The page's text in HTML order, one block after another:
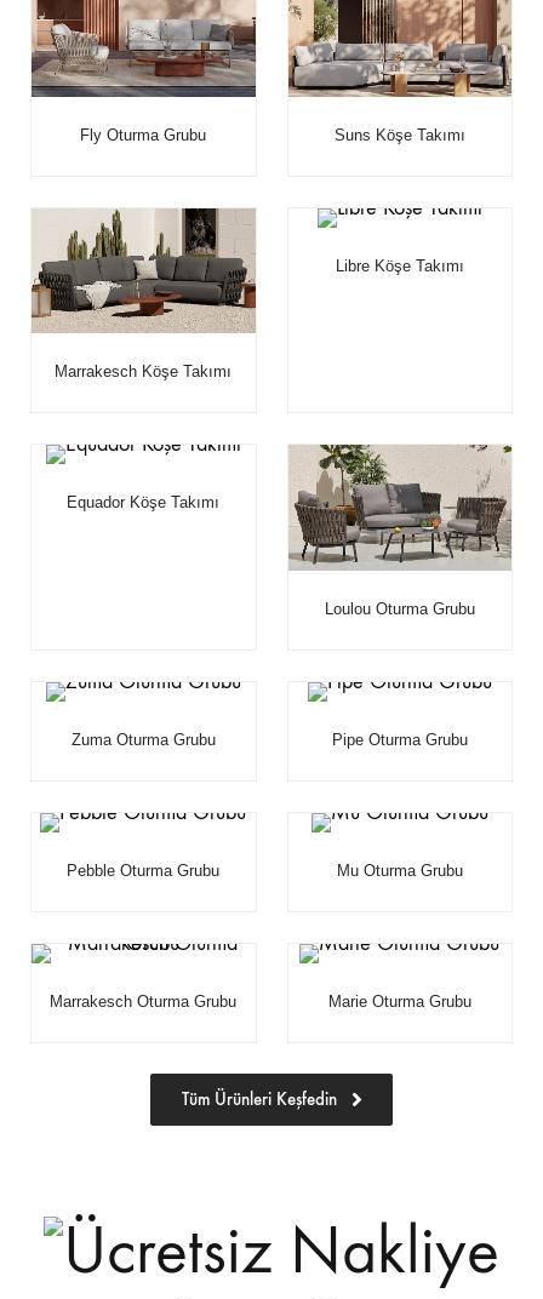
Fly Oturma Grubu Suns Köşe Takımı
Marrakesch Köşe Takımı
Libre Köşe Takımı
Equador Köşe Takımı
Loulou Oturma Grubu
Zuma Oturma Grubu Pipe Oturma Grubu
Pebble Oturma Grubu Mu Oturma Grubu
Marrakesch Oturma Grubu Marie Oturma Grubu
Tüm Ürünleri Keşfedin